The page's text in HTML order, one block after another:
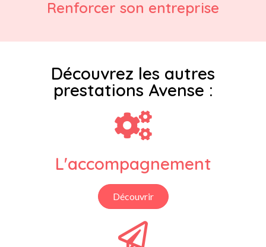
Renforcer son entreprise
Découvrez les autres
prestations Avense :​
L'accompagnement
Découvrir